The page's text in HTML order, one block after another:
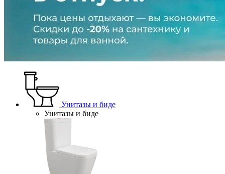
Унитазы и биде
Унитазы и биде